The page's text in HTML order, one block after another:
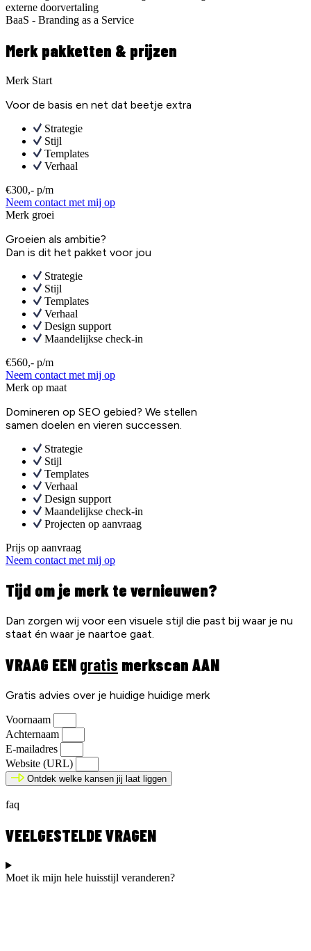
externe doorvertaling
BaaS - Branding as a Service
Merk pakketten & prijzen
Merk Start
Voor de basis en net dat beetje extra
Strategie
Stijl
Templates
Verhaal
€300,- p/m
Neem contact met mij op
Merk groei
Groeien als ambitie?
Dan is dit het pakket voor jou
Strategie
Stijl
Templates
Verhaal
Design support
Maandelijkse check-in
€560,- p/m
Neem contact met mij op
Merk op maat
Domineren op SEO gebied? We stellen
samen doelen en vieren successen.
Strategie
Stijl
Templates
Verhaal
Design support
Maandelijkse check-in
Projecten op aanvraag
Prijs op aanvraag
Neem contact met mij op
Tijd om je merk te vernieuwen?
Dan zorgen wij voor een visuele stijl die past bij waar je nu
staat én waar je naartoe gaat.
VRAAG EEN gratis merkscan AAN
Gratis advies over je huidige huidige merk
Voornaam
Achternaam
E-mailadres
Website (URL)
Ontdek welke kansen jij laat liggen
faq
VEELGESTELDE VRAGEN
Moet ik mijn hele huisstijl veranderen?